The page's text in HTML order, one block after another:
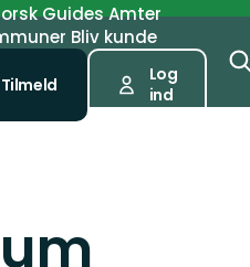
GuidesAmter
Bliv kunde
Tilmeld
Log
ind